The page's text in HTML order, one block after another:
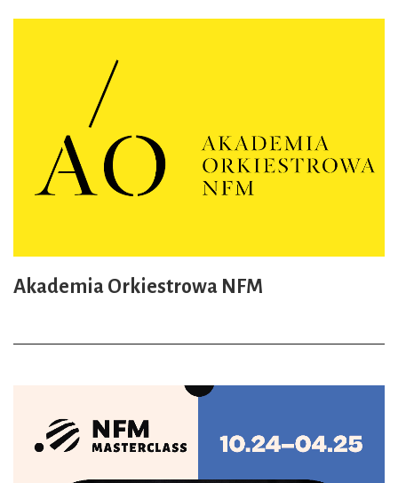
Akademia Orkiestrowa NFM